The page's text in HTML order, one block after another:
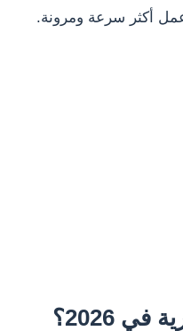
أكثر سرعة ومرونة.
2026؟